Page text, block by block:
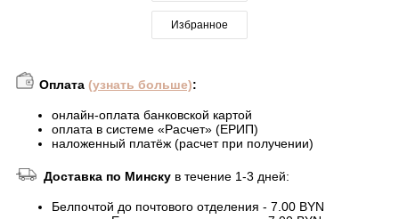
Избранное
Оплата (узнать больше):
онлайн-оплата банковской картой
оплата в системе «Расчет» (ЕРИП)
наложенный платёж (расчет при получении)
Доставка по Минску в течение 1-3 дней:
Белпочтой до почтового отделения - 7.00 BYN